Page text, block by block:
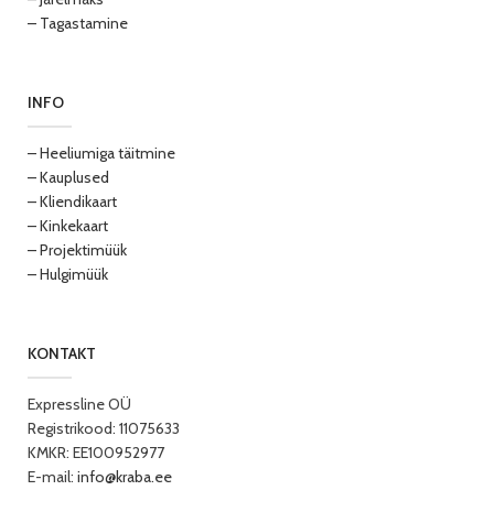
– Tagastamine
INFO
– Heeliumiga täitmine
– Kauplused
– Kliendikaart
– Kinkekaart
– Projektimüük
– Hulgimüük
KONTAKT
Expressline OÜ
Registrikood: 11075633
KMKR: EE100952977
E-mail: info@kraba.ee